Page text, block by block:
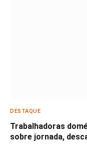
DESTAQUE
Trabalhadoras
sobre jornada,